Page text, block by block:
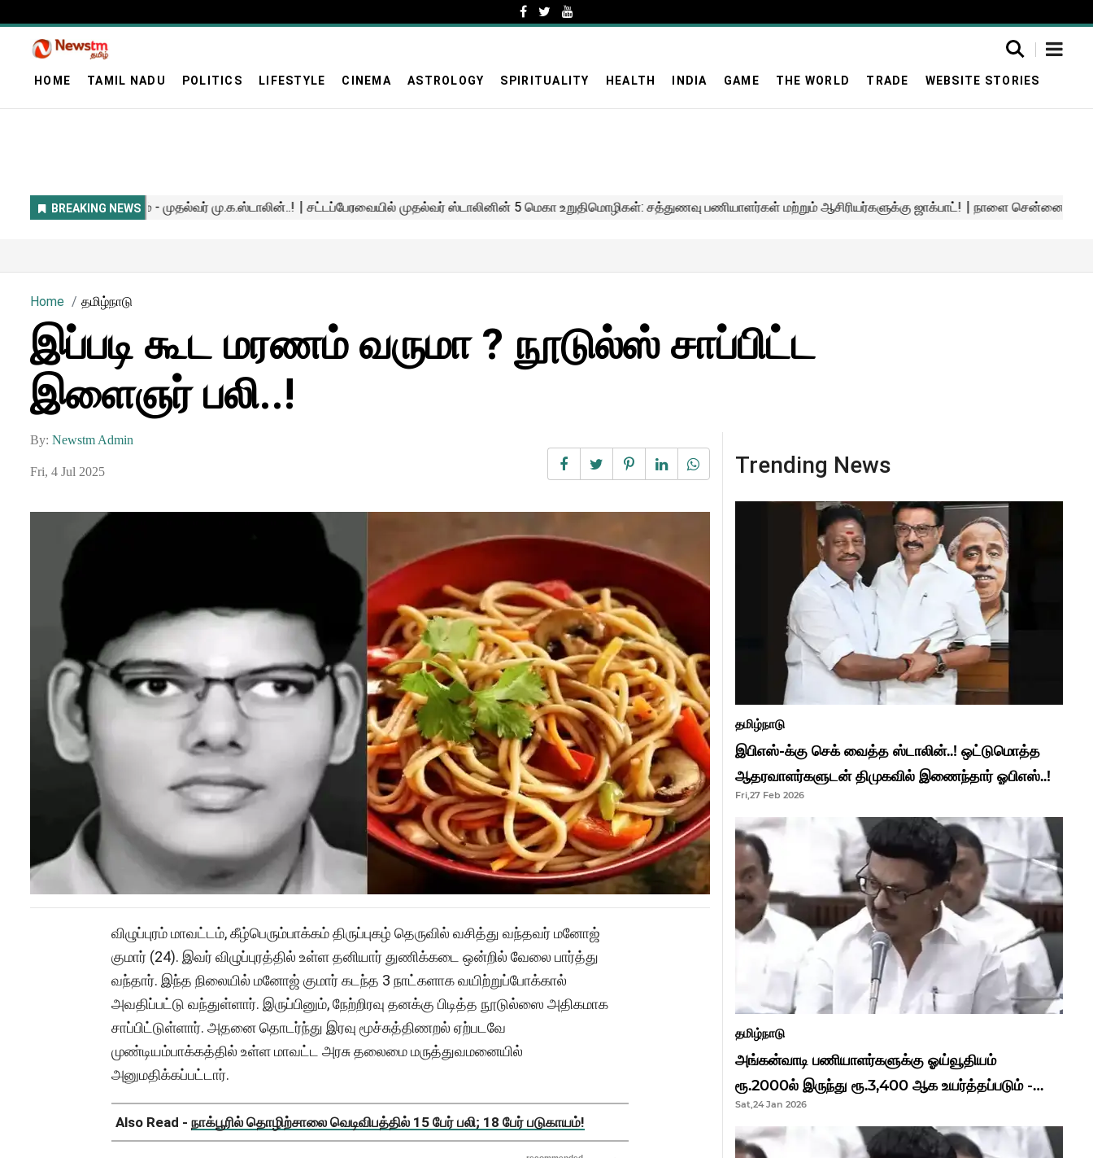
HOME TAMIL NADU POLITICS LIFESTYLE CINEMA ASTROLOGY SPIRITUALITY HEALTH INDIA GAME THE WORLD TRADE WEBSITE STORIES
Home தமிழ்நாடு
இப்படி கூட மரணம் வருமா ? நூடுல்ஸ் சாப்பிட்ட
இளைஞர் பலி..!
By: Newstm Admin
Fri, 4 Jul 2025
விழுப்புரம் மாவட்டம், கீழ்பெரும்பாக்கம் திருப்புகழ் தெருவில் வசித்து வந்தவர் மனோஜ்
குமார் (24). இவர் விழுப்புரத்தில் உள்ள தனியார் துணிக்கடை ஒன்றில் வேலை பார்த்து
வந்தார். இந்த நிலையில் மனோஜ் குமார் கடந்த 3 நாட்களாக வயிற்றுப்போக்கால்
அவதிப்பட்டு வந்துள்ளார். இருப்பினும், நேற்றிரவு தனக்கு பிடித்த நூடுல்ஸை அதிகமாக
சாப்பிட்டுள்ளார். அதனை தொடர்ந்து இரவு மூச்சுத்திணறல் ஏற்படவே
முண்டியம்பாக்கத்தில் உள்ள மாவட்ட அரசு தலைமை மருத்துவமனையில்
அனுமதிக்கப்பட்டார்.
Also Read - நாக்பூரில் தொழிற்சாலை வெடிவிபத்தில் 15 பேர் பலி; 18 பேர் படுகாயம்!
Trending News
தமிழ்நாடு
இபிஎஸ்-க்கு செக் வைத்த ஸ்டாலின்..! ஒட்டுமொத்த
ஆதரவாளர்களுடன் திமுகவில் இணைந்தார் ஓபிஎஸ்..!
Fri,27 Feb 2026
தமிழ்நாடு
அங்கன்வாடி பணியாளர்களுக்கு ஓய்வூதியம்
ரூ.2000ல் இருந்து ரூ.3,400 ஆக உயர்த்தப்படும் -
முதல்வர் மு.க.ஸ்டாலின்..!
Sat,24 Jan 2026